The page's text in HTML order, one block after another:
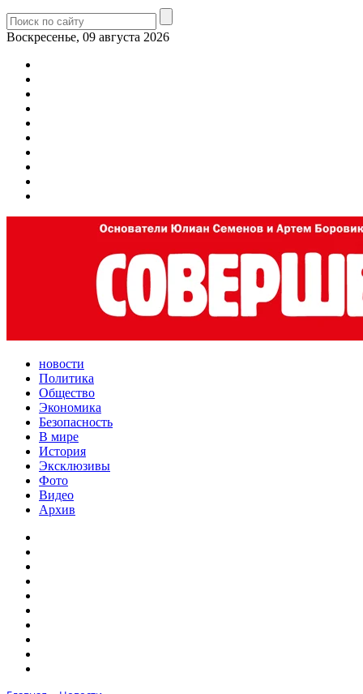
Воскресенье, 09 августа 2026
новости
Политика
Общество
Экономика
Безопасность
В мире
История
Эксклюзивы
Фото
Видео
Архив